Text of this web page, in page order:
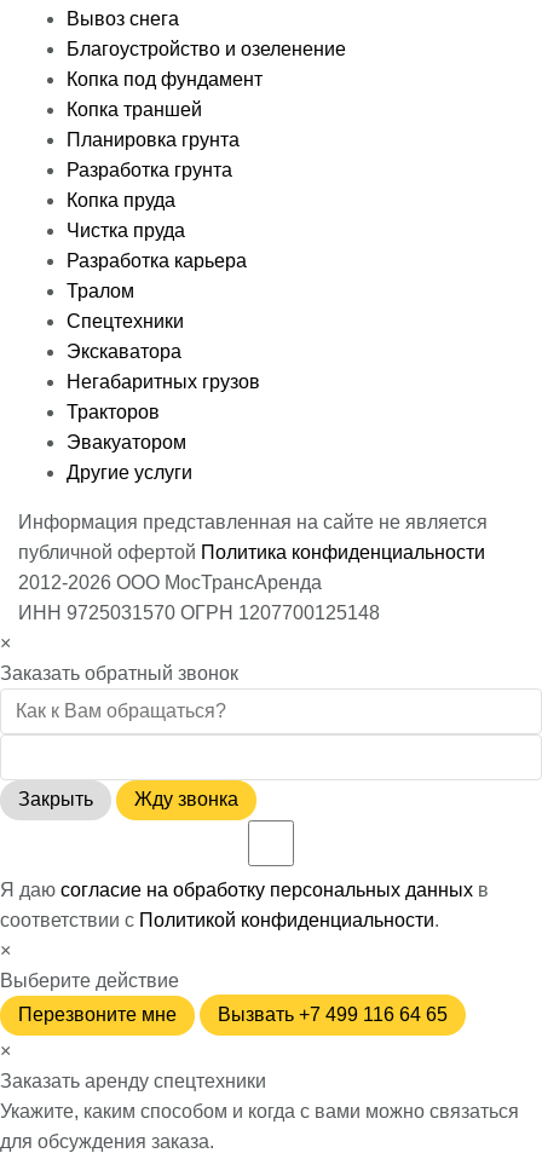
Вывоз снега
Благоустройство и озеленение
Копка под фундамент
Копка траншей
Планировка грунта
Разработка грунта
Копка пруда
Чистка пруда
Разработка карьера
Тралом
Спецтехники
Экскаватора
Негабаритных грузов
Тракторов
Эвакуатором
Другие услуги
Информация представленная на сайте не является
публичной офертой Политика конфиденциальности
2012-2026 ООО МосТрансАренда
ИНН 9725031570 ОГРН 1207700125148
×
Заказать обратный звонок
Закрыть Жду звонка
Я даю согласие на обработку персональных данных в
соответствии с Политикой конфиденциальности.
×
Выберите действие
Перезвоните мне
Вызвать +7 499 116 64 65
×
Заказать аренду спецтехники
Укажите, каким способом и когда с вами можно связаться
для обсуждения заказа.